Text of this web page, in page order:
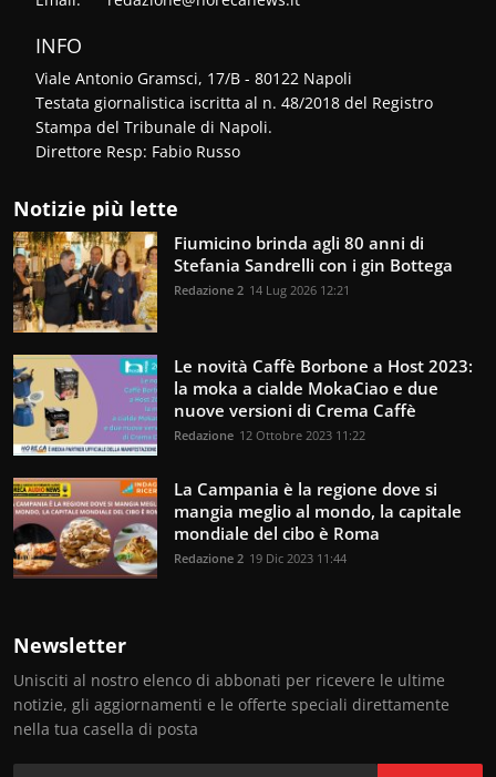
INFO
Viale Antonio Gramsci, 17/B - 80122 Napoli
Testata giornalistica iscritta al n. 48/2018 del Registro
Stampa del Tribunale di Napoli.
Direttore Resp: Fabio Russo
Notizie più lette
Fiumicino brinda agli 80 anni di
Stefania Sandrelli con i gin Bottega
Redazione 2 14 Lug 2026 12:21
Le novità Caffè Borbone a Host 2023:
la moka a cialde MokaCiao e due
nuove versioni di Crema Caffè
Redazione 12 Ottobre 2023 11:22
La Campania è la regione dove si
mangia meglio al mondo, la capitale
mondiale del cibo è Roma
Redazione 2 19 Dic 2023 11:44
Newsletter
Unisciti al nostro elenco di abbonati per ricevere le ultime
notizie, gli aggiornamenti e le offerte speciali direttamente
nella tua casella di posta